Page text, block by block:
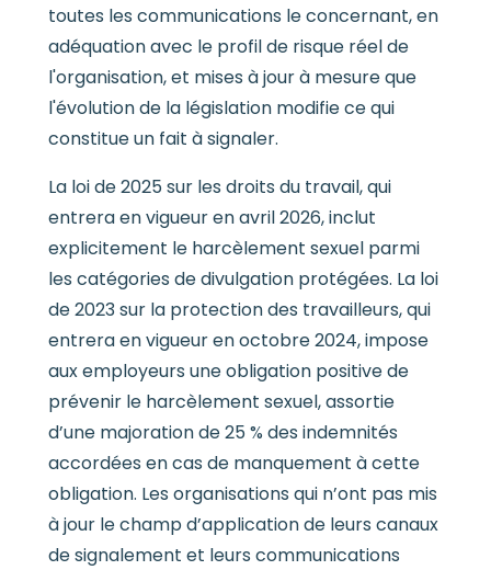
toutes les communications le concernant, en
adéquation avec le profil de risque réel de
l'organisation, et mises à jour à mesure que
l'évolution de la législation modifie ce qui
constitue un fait à signaler.
La loi de 2025 sur les droits du travail, qui
entrera en vigueur en avril 2026, inclut
explicitement le harcèlement sexuel parmi
les catégories de divulgation protégées. La loi
de 2023 sur la protection des travailleurs, qui
entrera en vigueur en octobre 2024, impose
aux employeurs une obligation positive de
prévenir le harcèlement sexuel, assortie
d’une majoration de 25 % des indemnités
accordées en cas de manquement à cette
obligation. Les organisations qui n’ont pas mis
à jour le champ d’application de leurs canaux
de signalement et leurs communications